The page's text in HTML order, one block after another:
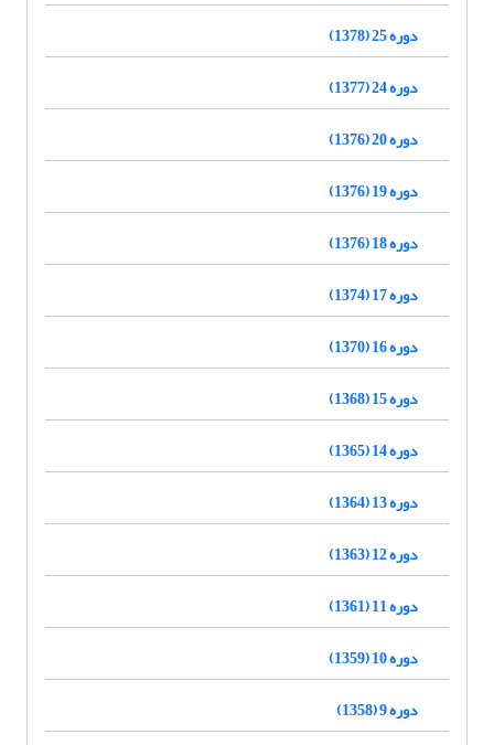
دوره 25 (1378)
دوره 24 (1377)
دوره 20 (1376)
دوره 19 (1376)
دوره 18 (1376)
دوره 17 (1374)
دوره 16 (1370)
دوره 15 (1368)
دوره 14 (1365)
دوره 13 (1364)
دوره 12 (1363)
دوره 11 (1361)
دوره 10 (1359)
دوره 9 (1358)